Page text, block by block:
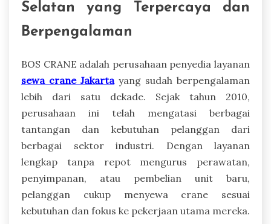
Selatan yang Terpercaya dan
Berpengalaman
BOS CRANE adalah perusahaan penyedia layanan
sewa crane Jakartayang sudah berpengalaman
lebih dari satu dekade. Sejak tahun 2010,
perusahaan ini telah mengatasi berbagai
tantangan dan kebutuhan pelanggan dari
berbagai sektor industri. Dengan layanan
lengkap tanpa repot mengurus perawatan,
penyimpanan, atau pembelian unit baru,
pelanggan cukup menyewa crane sesuai
kebutuhan dan fokus ke pekerjaan utama mereka.